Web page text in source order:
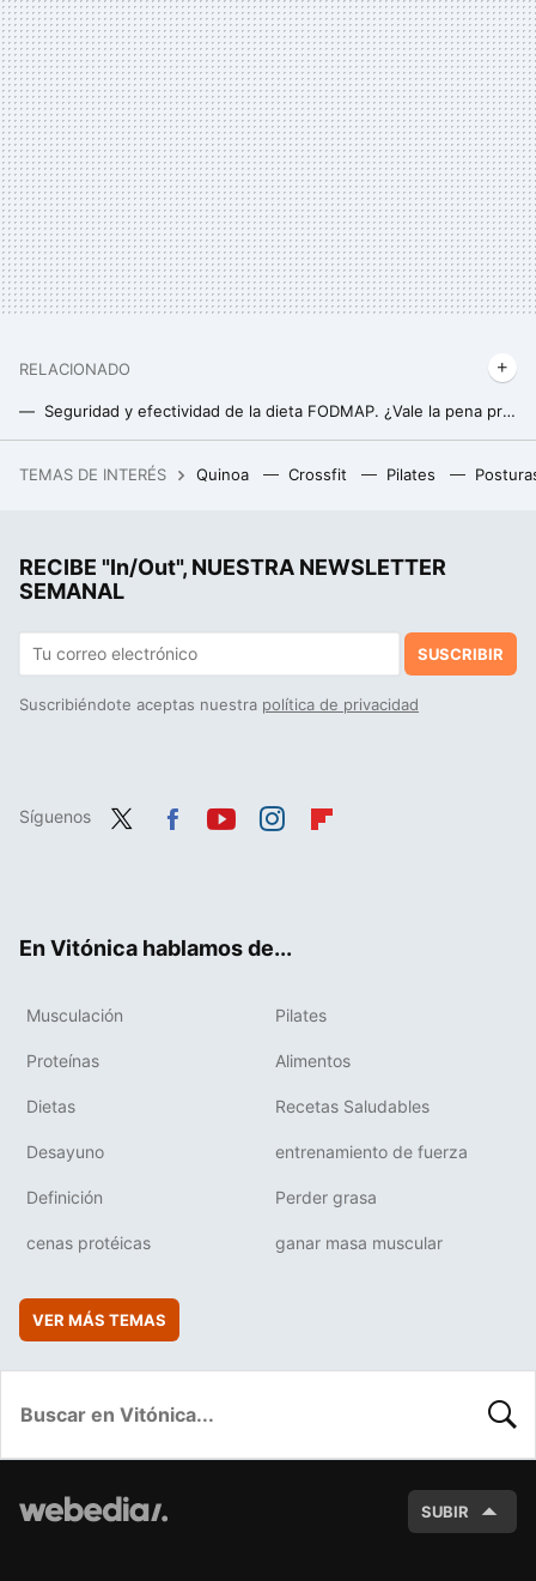
RELACIONADO
Seguridad y efectividad de la dieta FODMAP. ¿Vale la pena probarla?
Xiaomi tiene un altavoz minimalista para escritorio. Cuenta con Bluetooth, ofrece sonido envolvente y es barato
TEMAS DE INTERÉS Quinoa Crossfit Pilates
RECIBE "In/Out", NUESTRA NEWSLETTER
SEMANAL
SUSCRIBIR
Suscribiéndote aceptas nuestra política de privacidad
Síguenos
En Vitónica hablamos de...
Musculación Pilates
Proteínas Alimentos
Dietas Recetas Saludables
Desayuno entrenamiento de fuerza
Definición Perder grasa
cenas protéicas ganar masa muscular
VER MÁS TEMAS
SUBIR